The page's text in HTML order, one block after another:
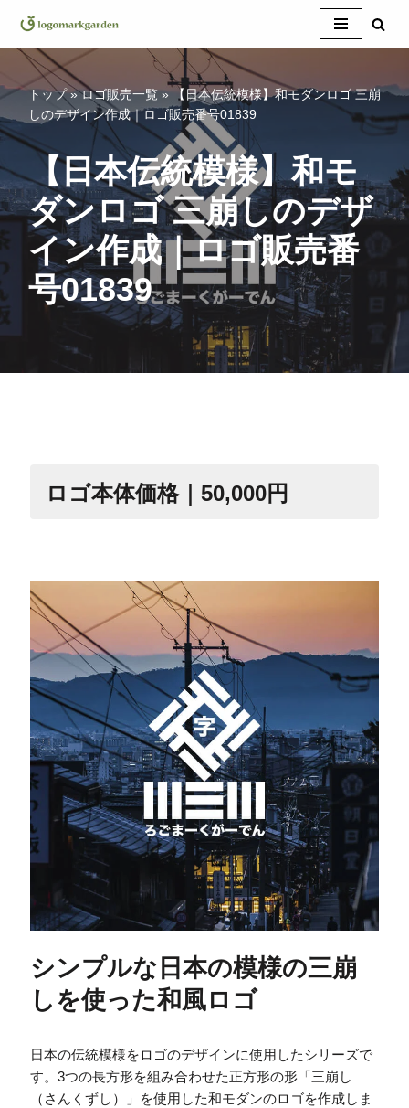
コ
テ
ツ
ス
キ
ッ
トップ»ロゴ販売一覧»【日本伝統模様】和モダンロゴ 三崩
しのデザイン作成｜ロゴ販売番号01839
【日本伝統模様】和モ
ダンロゴ 三崩しのデザ
イン作成｜ロゴ販売番
号01839
ロゴ本体価格｜50,000円
シンプルな日本の模様の三崩
しを使った和風ロゴ
日本の伝統模様をロゴのデザインに使用したシリーズで
す。3つの長方形を組み合わせた正方形の形「三崩し
（さんくずし）」を使用した和モダンのロゴを作成しま